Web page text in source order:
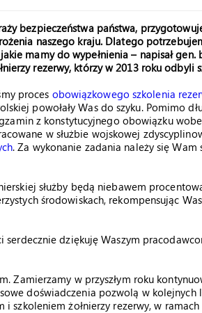
bezpieczeństwa państwa,
naszego kraju. Dlatego
mamy do wypełnienia – napisał gen.
rezerwy, którzy w 2013 roku odbyli
proces obowiązkowego szkolenia
powołały Was do szyku. Pomimo
z konstytucyjnego obowiązku
w służbie wojskowej
. Za wykonanie zadania należy się Wam
służby będą niebawem
środowiskach, rekompensując
dziękuję Waszym
Zamierzamy w przyszłym roku
doświadczenia pozwolą w kolejnych
szkoleniem żołnierzy rezerwy, w